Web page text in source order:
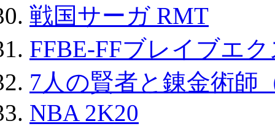
戦国サーガ RMT
FFBE-FFブレイブエ
7人の賢者と錬金術師
NBA 2K20